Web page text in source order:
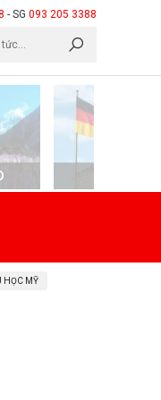
- SG 093 205 3388
HỌC MỸ